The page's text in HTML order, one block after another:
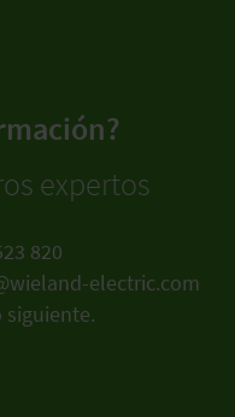
expertos
820
electric.com